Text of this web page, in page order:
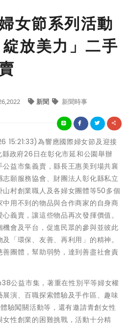
女節系列活動
綻放美力」二手
新聞 新聞時事
15:21:33)為響應國際婦女節及迎接
政府26日在彰化市延和公園舉辦
公益市集義賣，縣長王惠美到場共襄
願服務協會、財團法人彰化縣私立
村創業職人及各婦女團體等50多個
用不到的物品與合作商家的自身商
義賣，讓這些物品再次發揮價值。
會及平台，促進民眾的參與並彼此
「環保、友善、再利用」的精神。
團體，幫助弱勢，達到善盡社會責
公益市集，著重在性別平等婦女權
演、百職探索體驗及手作區、趣味
驗闖關活動等，還有邀請青創女性
性創業的困難挑戰，活動十分精